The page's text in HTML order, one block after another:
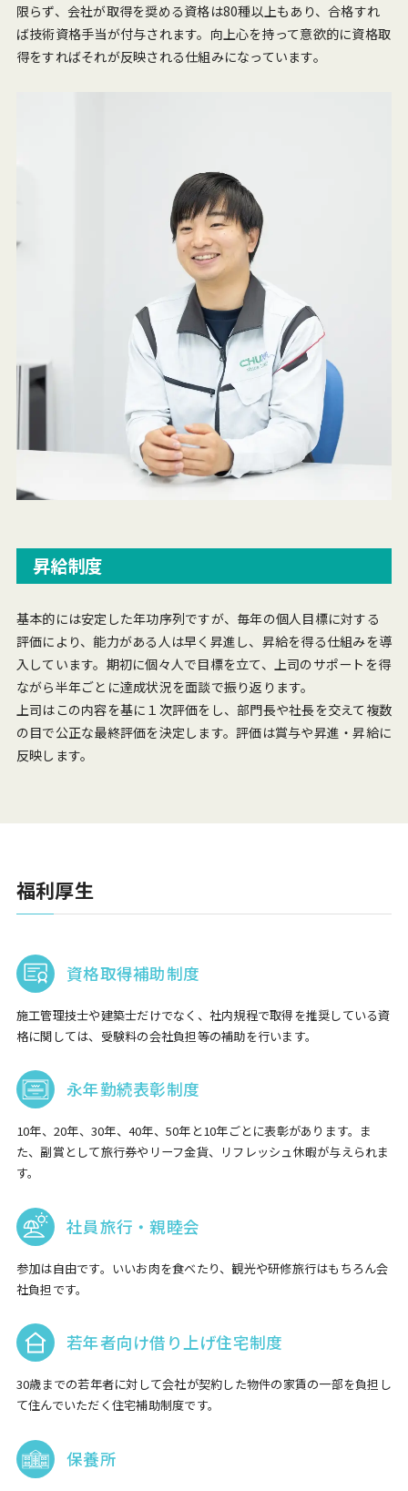
限らず、会社が取得を奨める資格は80種以上もあり、合格すれ
ば技術資格手当が付与されます。向上心を持って意欲的に資格取
得をすればそれが反映される仕組みになっています。
昇給制度
基本的には安定した年功序列ですが、毎年の個人目標に対する
評価により、能力がある人は早く昇進し、昇給を得る仕組みを導
入しています。期初に個々人で目標を立て、上司のサポートを得
ながら半年ごとに達成状況を面談で振り返ります。
上司はこの内容を基に１次評価をし、部門長や社長を交えて複数
の目で公正な最終評価を決定します。評価は賞与や昇進・昇給に
反映します。
福利厚生
資格取得補助制度
施工管理技士や建築士だけでなく、社内規程で取得を推奨している資
格に関しては、受験料の会社負担等の補助を行います。
永年勤続表彰制度
10年、20年、30年、40年、50年と10年ごとに表彰があります。ま
た、副賞として旅行券やリーフ金貨、リフレッシュ休暇が与えられま
す。
社員旅行・親睦会
参加は自由です。いいお肉を食べたり、観光や研修旅行はもちろん会
社負担です。
若年者向け借り上げ住宅制度
30歳までの若年者に対して会社が契約した物件の家賃の一部を負担し
て住んでいただく住宅補助制度です。
保養所